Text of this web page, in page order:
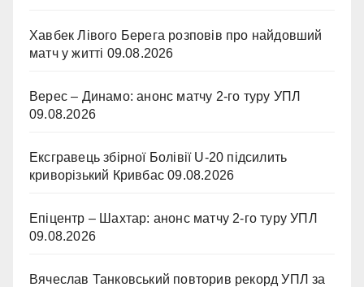
Хавбек Лівого Берега розповів про найдовший
матч у житті 09.08.2026
Верес – Динамо: анонс матчу 2-го туру УПЛ
09.08.2026
Ексгравець збірної Болівії U-20 підсилить
криворізький Кривбас 09.08.2026
Епіцентр – Шахтар: анонс матчу 2-го туру УПЛ
09.08.2026
Вячеслав Танковський повторив рекорд УПЛ за